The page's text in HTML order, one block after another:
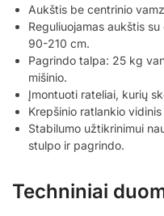
Aukštis be centrinio
Reguliuojamas aukštis
90-210 cm.
Pagrindo talpa: 25 kg
mišinio.
Įmontuoti rateliai, kurių
Krepšinio ratlankio
Stabilumo užtikrinimui
stulpo ir pagrindo.
Techniniai